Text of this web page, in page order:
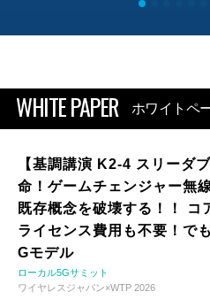
WHITE PAPER ホワイトペ
【基調講演 K2-4 スリーダ
命！ゲームチェンジャー無
既存概念を破壊する！！ コ
ライセンス費用も不要！で
Gモデル
ローカル5Gサミット
ワイヤレスジャパン×WTP 2026